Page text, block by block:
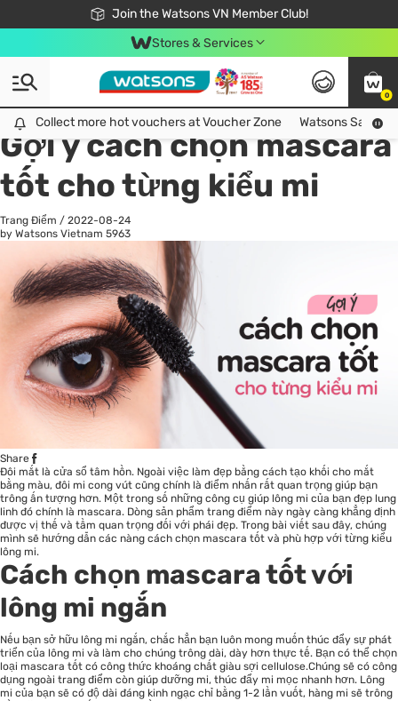
Join the Watsons VN Member Club!
Free Shipping For Order From 249,000Đ
24h Fast delivery in Hồ Chí Minh City
Stores & Services
0
Collect more hot vouchers at Voucher Zone
Collect more hot vouchers at Voucher Zone Watsons Safety
All
Chăm Sóc Cá Nhân
Gợi ý cách chọn mascara
tốt cho từng kiểu mi
Trang Điểm / 2022-08-24
by Watsons Vietnam 5963
Share
Đôi mắt là cửa sổ tâm hồn. Ngoài việc làm đẹp bằng cách tạo khối cho mắt
bằng màu, đôi mi cong vút cũng chính là điểm nhấn rất quan trọng giúp bạn
trông ấn tượng hơn. Một trong số những công cụ giúp lông mi của bạn đẹp lung
linh đó chính là mascara. Dòng sản phẩm trang điểm này ngày càng khẳng định
được vị thế và tầm quan trọng đối với phái đẹp. Trong bài viết sau đây, chúng
mình sẽ hướng dẫn các nàng cách chọn mascara tốt và phù hợp với từng kiểu
lông mi.
Cách chọn mascara tốt với
lông mi ngắn
Nếu bạn sở hữu lông mi ngắn, chắc hẳn bạn luôn mong muốn thúc đẩy sự phát
triển của lông mi và làm cho chúng trông dài, dày hơn thực tế. Bạn có thể chọn
loại mascara tốt có công thức khoáng chất giàu sợi cellulose.Chúng sẽ có công
dụng ngoài trang điểm còn giúp dưỡng mi, thúc đẩy mi mọc nhanh hơn. Lông
mi của bạn sẽ có độ dài đáng kinh ngạc chỉ bằng 1-2 lần vuốt, hàng mi sẽ trông